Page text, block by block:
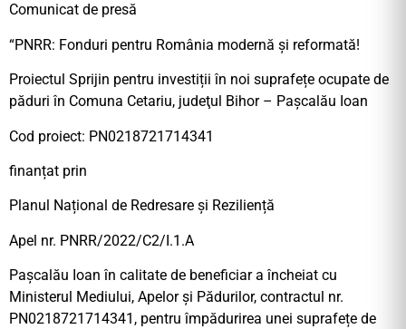
Comunicat de presă
“PNRR: Fonduri pentru România modernă şi reformată!
Proiectul Sprijin pentru investiții în noi suprafețe ocupate de
păduri în Comuna Cetariu, judeţul Bihor – Pașcalău Ioan
Cod proiect: PN0218721714341
finanțat prin
Planul Național de Redresare și Reziliență
Apel nr. PNRR/2022/C2/I.1.A
Pașcalău Ioan în calitate de beneficiar a încheiat cu
Ministerul Mediului, Apelor și Pădurilor, contractul nr.
PN0218721714341, pentru împădurirea unei suprafețe de